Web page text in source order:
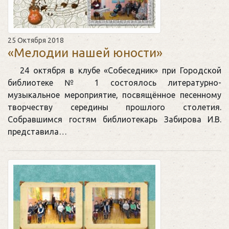
25 Октября 2018
«Мелодии нашей юности»
24 октября в клубе «Собеседник» при Городской
библиотеке № 1 состоялось литературно-
музыкальное мероприятие, посвящённое песенному
творчеству середины прошлого столетия.
Собравшимся гостям библиотекарь Забирова И.В.
представила…